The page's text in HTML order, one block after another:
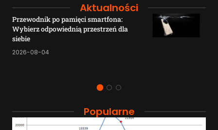
Aktualności
Przewodnik po pamięci smartfona:
Wybierz odpowiednią przestrzeń dla
siebie
2026-08-04
Popularne